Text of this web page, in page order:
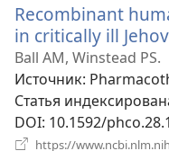
Recombinant
in critically ill
Ball AM, Winstead PS.
Источник‎:
Статья
DOI‎: 10.1592/
https://